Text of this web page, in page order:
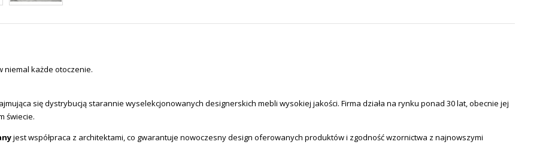
niemal każde otoczenie.
się dystrybucją starannie wyselekcjonowanych designerskich mebli wysokiej jakości. Firma działa na rynku ponad 30 lat, obecnie jej
świecie.
jest współpraca z architektami, co gwarantuje nowoczesny design oferowanych produktów i zgodność wzornictwa z najnowszymi